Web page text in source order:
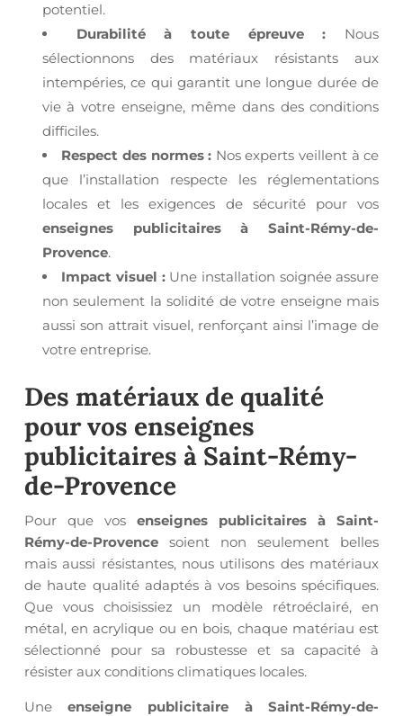
potentiel.
Durabilité à toute épreuve : Nous
sélectionnons des matériaux résistants aux
intempéries, ce qui garantit une longue durée de
vie à votre enseigne, même dans des conditions
difficiles.
Respect des normes : Nos experts veillent à ce
que l’installation respecte les réglementations
locales et les exigences de sécurité pour vos
enseignes publicitaires à Saint-Rémy-de-
Provence.
Impact visuel :Une installation soignée assure
non seulement la solidité de votre enseigne mais
aussi son attrait visuel, renforçant ainsi l’image de
votre entreprise.
Des matériaux de qualité
pour vos enseignes
publicitaires à Saint-Rémy-
de-Provence
Pour que vos enseignes publicitaires à Saint-
Rémy-de-Provencesoient non seulement belles
mais aussi résistantes, nous utilisons des matériaux
de haute qualité adaptés à vos besoins spécifiques.
Que vous choisissiez un modèle rétroéclairé, en
métal, en acrylique ou en bois, chaque matériau est
sélectionné pour sa robustesse et sa capacité à
résister aux conditions climatiques locales.
Uneenseigne publicitaire à Saint-Rémy-de-